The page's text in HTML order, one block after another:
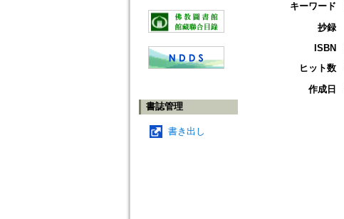
書誌管理
書き出し
キーワード
抄録
ISBN
ヒット数
作成日